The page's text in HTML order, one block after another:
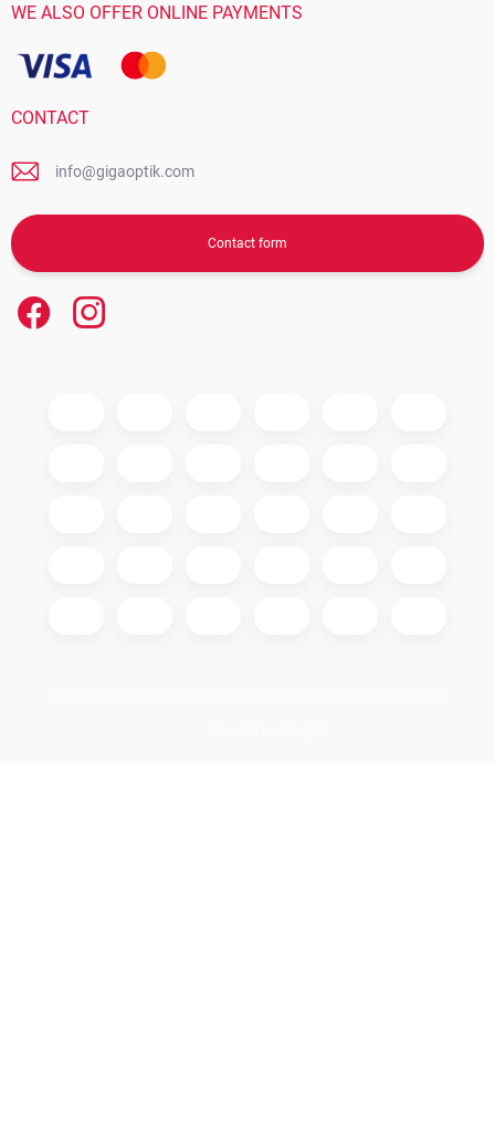
WE ALSO OFFER ONLINE PAYMENTS
CONTACT
info@gigaoptik.com
Contact form